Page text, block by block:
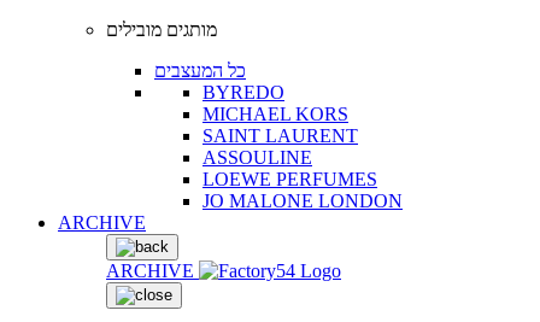
מותגים מובילים
כל המעצבים
BYREDO
MICHAEL KORS
SAINT LAURENT
ASSOULINE
LOEWE PERFUMES
JO MALONE LONDON
ARCHIVE
ARCHIVE